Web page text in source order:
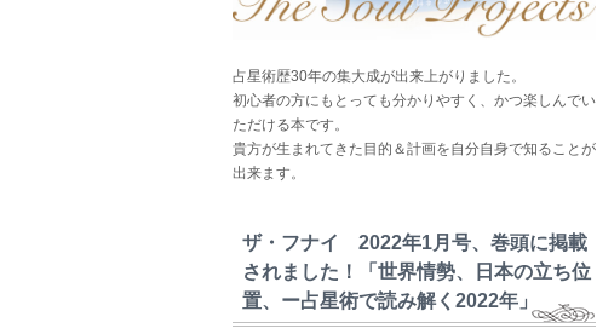
占星術歴30年の集大成が出来上がりました。
初心者の方にもとっても分かりやすく、かつ楽しんでい
ただける本です。
貴方が生まれてきた目的＆計画を自分自身で知ることが
出来ます。
ザ・フナイ 2022年1月号、巻頭に掲載
されました！「世界情勢、日本の立ち位
置、ー占星術で読み解く2022年」